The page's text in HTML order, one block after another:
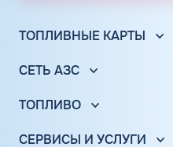
ТОПЛИВНЫЕ КАРТЫ
Топливные карты КАРДЕКС
Топливные карты Лукойл
СЕТЬ АЗС
АЗС Лукойл
АЗС Газпромнефть
ТОПЛИВО
СЕРВИСЫ И УСЛУГИ